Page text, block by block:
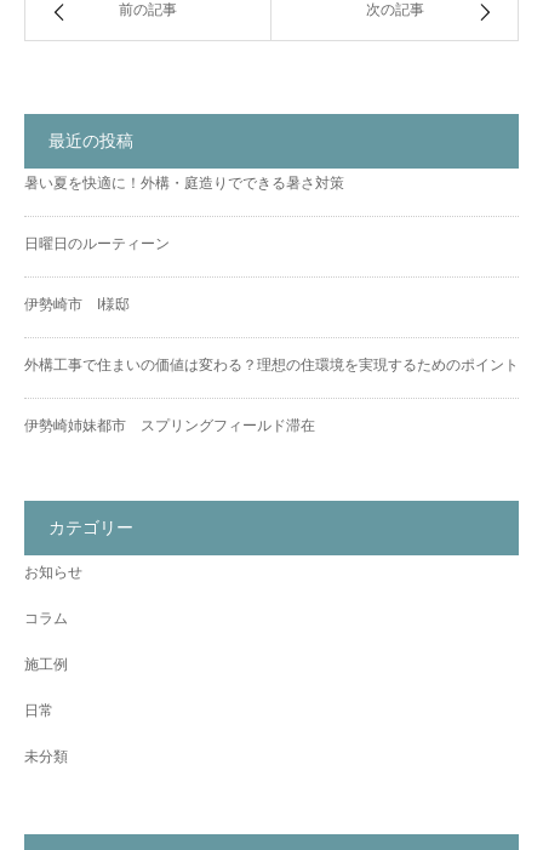
前の記事 次の記事
最近の投稿
暑い夏を快適に！外構・庭造りでできる暑さ対策
日曜日のルーティーン
伊勢崎市 I様邸
外構工事で住まいの価値は変わる？理想の住環境を実現するためのポイント
伊勢崎姉妹都市 スプリングフィールド滞在
カテゴリー
お知らせ
コラム
施工例
日常
未分類